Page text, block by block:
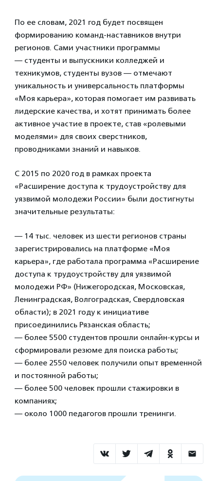
По ее словам, 2021 год будет посвящен
формированию команд-наставников внутри
регионов. Сами участники программы
— студенты и выпускники колледжей и
техникумов, студенты вузов — отмечают
уникальность и универсальность платформы
«Моя карьера», которая помогает им развивать
лидерские качества, и хотят принимать более
активное участие в проекте, став «ролевыми
моделями» для своих сверстников,
проводниками знаний и навыков.
С 2015 по 2020 год в рамках проекта
«Расширение доступа к трудоустройству для
уязвимой молодежи России» были достигнуты
значительные результаты:
— 14 тыс. человек из шести регионов страны
зарегистрировались на платформе «Моя
карьера», где работала программа «Расширение
доступа к трудоустройству для уязвимой
молодежи РФ» (Нижегородская, Московская,
Ленинградская, Волгоградская, Свердловская
области); в 2021 году к инициативе
присоединились Рязанская область;
— более 5500 студентов прошли онлайн-курсы и
сформировали резюме для поиска работы;
— более 2550 человек получили опыт временной
и постоянной работы;
— более 500 человек прошли стажировки в
компаниях;
— около 1000 педагогов прошли тренинги.